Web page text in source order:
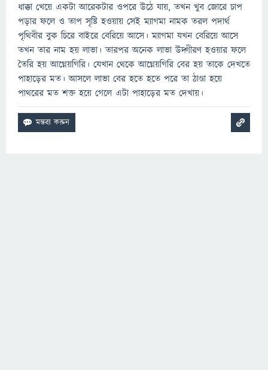
ধাক্কা খেয়ে একটা আরেকটার ওপরে উঠে যায়, তখন খুব জোরে চাপ
পড়ার ফলে ও তাপ সৃষ্টি হওয়ায় সেই ম্যাগমা নামক তরল পদার্থ
পৃথিবীর বুক চিরে বাইরে বেরিয়ে আসে। ম্যাগমা যখন বেরিয়ে আসে
তখন তার নাম হয় লাভা। তারপর অনেক লাভা উদ্গীরণ হওয়ার ফলে
তৈরি হয় আগ্নেয়গিরি। যেখান থেকে আগ্নেয়গিরি বের হয় তাকে দেখতে
পাহাড়ের মত। আসলে লাভা বের হতে হতে পরে তা ঠাণ্ডা হয়ে
পাথরের মত শক্ত হয়ে গেলে এটা পাহাড়ের মত দেখায়।